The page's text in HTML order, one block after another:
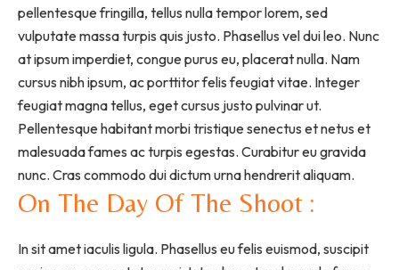
pellentesque fringilla, tellus nulla tempor lorem, sed
vulputate massa turpis quis justo. Phasellus vel dui leo. Nunc
at ipsum imperdiet, congue purus eu, placerat nulla. Nam
cursus nibh ipsum, ac porttitor felis feugiat vitae. Integer
feugiat magna tellus, eget cursus justo pulvinar ut.
Pellentesque habitant morbi tristique senectus et netus et
malesuada fames ac turpis egestas. Curabitur eu gravida
nunc. Cras commodo dui dictum urna hendrerit aliquam.
On The Day Of The Shoot :
In sit amet iaculis ligula. Phasellus eu felis euismod, suscipit